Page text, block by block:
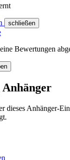
schließen
Bewertungen
Anhänger
dieses Anhänger-